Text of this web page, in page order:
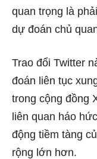
quan trọng là
dự đoán chủ
Trao đổi Twitter
đoán liên tục
trong cộng đồng
liên quan háo
động tiềm tàng
rộng lớn hơn.